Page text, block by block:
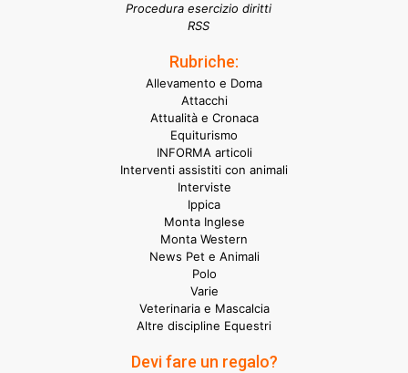
Procedura esercizio diritti
RSS
Rubriche:
Allevamento e Doma
Attacchi
Attualità e Cronaca
Equiturismo
INFORMA articoli
Interventi assistiti con animali
Interviste
Ippica
Monta Inglese
Monta Western
News Pet e Animali
Polo
Varie
Veterinaria e Mascalcia
Altre discipline Equestri
Devi fare un regalo?